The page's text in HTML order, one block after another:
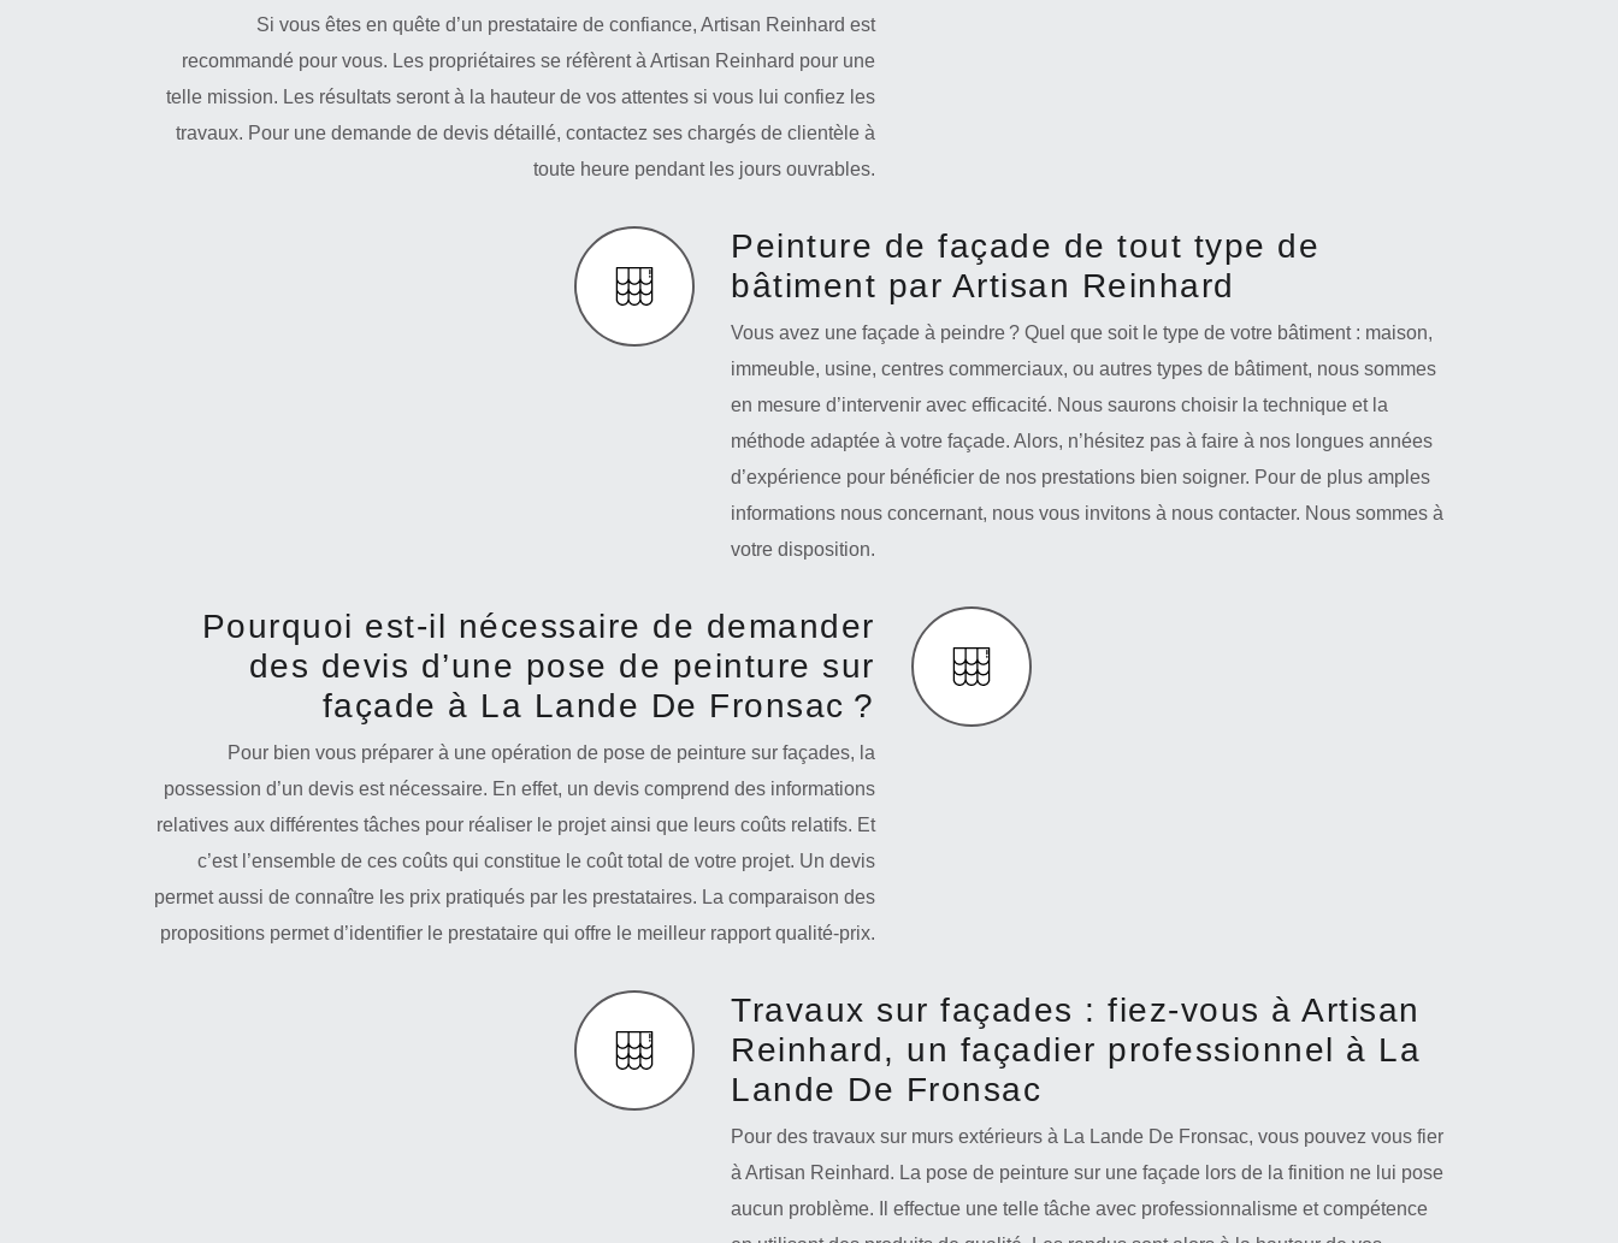
Si vous êtes en quête d’un prestataire de confiance, Artisan Reinhard est
recommandé pour vous. Les propriétaires se réfèrent à Artisan Reinhard pour une
telle mission. Les résultats seront à la hauteur de vos attentes si vous lui confiez les
travaux. Pour une demande de devis détaillé, contactez ses chargés de clientèle à
toute heure pendant les jours ouvrables.
Peinture de façade de tout type de
bâtiment par Artisan Reinhard
Vous avez une façade à peindre ? Quel que soit le type de votre bâtiment : maison,
immeuble, usine, centres commerciaux, ou autres types de bâtiment, nous sommes
en mesure d’intervenir avec efficacité. Nous saurons choisir la technique et la
méthode adaptée à votre façade. Alors, n’hésitez pas à faire à nos longues années
d’expérience pour bénéficier de nos prestations bien soigner. Pour de plus amples
informations nous concernant, nous vous invitons à nous contacter. Nous sommes à
votre disposition.
Pourquoi est-il nécessaire de demander
des devis d’une pose de peinture sur
façade à La Lande De Fronsac ?
Pour bien vous préparer à une opération de pose de peinture sur façades, la
possession d’un devis est nécessaire. En effet, un devis comprend des informations
relatives aux différentes tâches pour réaliser le projet ainsi que leurs coûts relatifs. Et
c’est l’ensemble de ces coûts qui constitue le coût total de votre projet. Un devis
permet aussi de connaître les prix pratiqués par les prestataires. La comparaison des
propositions permet d’identifier le prestataire qui offre le meilleur rapport qualité-prix.
Travaux sur façades : fiez-vous à Artisan
Reinhard, un façadier professionnel à La
Lande De Fronsac
Pour des travaux sur murs extérieurs à La Lande De Fronsac, vous pouvez vous fier
à Artisan Reinhard. La pose de peinture sur une façade lors de la finition ne lui pose
aucun problème. Il effectue une telle tâche avec professionnalisme et compétence